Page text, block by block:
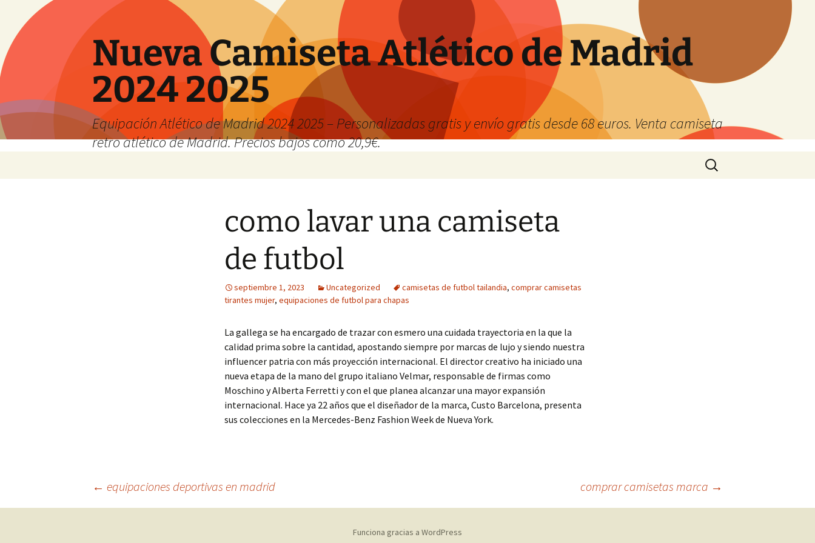
Nueva Camiseta Atlético de Madrid
2024 2025
Equipación Atlético de Madrid 2024 2025 – Personalizadas gratis y envío gratis desde 68 euros. Venta camiseta
retro atlético de Madrid. Precios bajos como 20,9€.
Buscar:
como lavar una camiseta
de futbol
septiembre 1, 2023 Uncategorized camisetas de futbol tailandia, comprar camisetas
tirantes mujer, equipaciones de futbol para chapas
La gallega se ha encargado de trazar con esmero una cuidada trayectoria en la que la
calidad prima sobre la cantidad, apostando siempre por marcas de lujo y siendo nuestra
influencer patria con más proyección internacional. El director creativo ha iniciado una
nueva etapa de la mano del grupo italiano Velmar, responsable de firmas como
Moschino y Alberta Ferretti y con el que planea alcanzar una mayor expansión
internacional. Hace ya 22 años que el diseñador de la marca, Custo Barcelona, presenta
sus colecciones en la Mercedes-Benz Fashion Week de Nueva York.
Navegación
← equipaciones deportivas en madrid comprar camisetas marca →
Funciona gracias a WordPress